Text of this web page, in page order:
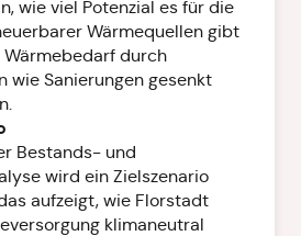
wie viel Potenzial es für die
Wärmequellen gibt
Wärmebedarf durch
wie Sanierungen gesenkt
Bestands- und
wird ein Zielszenario
aufzeigt, wie Florstadt
klimaneutral